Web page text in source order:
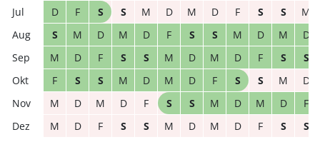
D F S S M D M D F S S
M
S
M D M D F S S M D M
D
M
D F S S M D M D F S
S
F
S S M D M D F S S M
D
M
D M D F S S M D M D
F
M
D F S S M D M D F S S